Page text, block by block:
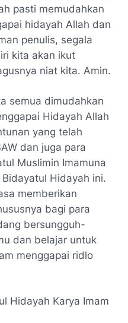
pasti memudahkan
hidayah Allah dan
penulis, segala
kita akan ikut
niat kita. Amin.
semua dimudahkan
Hidayah Allah
yang telah
dan juga para
Muslimin Imamuna
Hidayah ini.
memberikan
bagi para
bersungguh-
dan belajar untuk
menggapai ridlo
Hidayah Karya Imam